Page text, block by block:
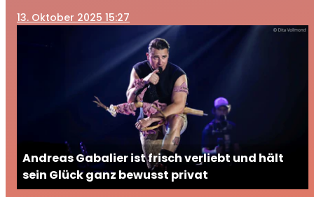
13. Oktober 2025 15:27
Andreas Gabalier ist frisch verliebt und hält
sein Glück ganz bewusst privat